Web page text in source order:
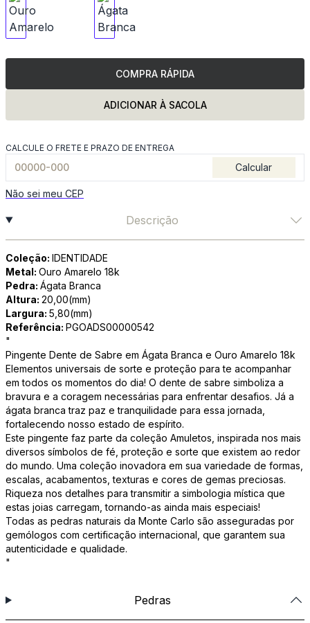
COMPRA RÁPIDA
ADICIONAR À SACOLA
CALCULE O FRETE E PRAZO DE ENTREGA
Calcular
Não sei meu CEP
Descrição
Coleção: IDENTIDADE
Metal: Ouro Amarelo 18k
Pedra: Ágata Branca
Altura: 20,00(mm)
Largura: 5,80(mm)
Referência: PGOADS00000542
"
Pingente Dente de Sabre em Ágata Branca e Ouro Amarelo 18k
Elementos universais de sorte e proteção para te acompanhar
em todos os momentos do dia! O dente de sabre simboliza a
bravura e a coragem necessárias para enfrentar desafios. Já a
ágata branca traz paz e tranquilidade para essa jornada,
fortalecendo nosso estado de espírito.
Este pingente faz parte da coleção Amuletos, inspirada nos mais
diversos símbolos de fé, proteção e sorte que existem ao redor
do mundo. Uma coleção inovadora em sua variedade de formas,
escalas, acabamentos, texturas e cores de gemas preciosas.
Riqueza nos detalhes para transmitir a simbologia mística que
estas joias carregam, tornando-as ainda mais especiais!
Todas as pedras naturais da Monte Carlo são asseguradas por
gemólogos com certificação internacional, que garantem sua
autenticidade e qualidade.
"
Pedras